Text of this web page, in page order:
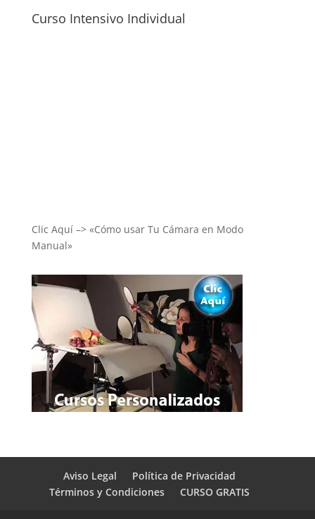
Curso Intensivo Individual
Clic Aquí –> «Cómo usar Tu Cámara en Modo
Manual»
Aviso Legal
Política de Privacidad
Términos y Condiciones
CURSO GRATIS